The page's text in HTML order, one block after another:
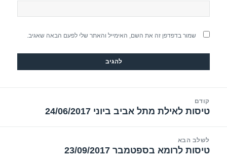
שמור בדפדפן זה את השם, האימייל והאתר שלי לפעם הבאה שאגיב.
קודם
הפוסט
טיסות לאילת מתל אביב ביוני 24/06/2017
לשלב הבא
הפוסט
טיסות לרומא בספטמבר 23/09/2017